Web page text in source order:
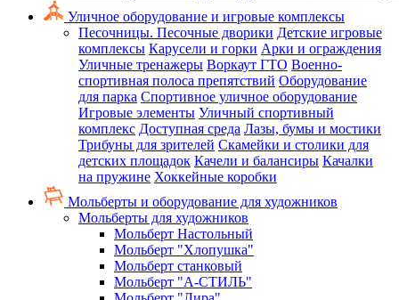
Уличное оборудование и игровые комплексы
Песочницы. Песочные дворики Детские игровые
комплексы Карусели и горки Арки и ограждения
Уличные тренажеры Воркаут ГТО Военно-
спортивная полоса препятствий Оборудование
для парка Спортивное уличное оборудование
Игровые элементы Уличный спортивный
комплекс Доступная среда Лазы, бумы и мостики
Трибуны для зрителей Скамейки и столики для
детских площадок Качели и балансиры Качалки
на пружине Хоккейные коробки
Мольберты и оборудование для художников
Мольберты для художников
Мольберт Настольный
Мольберт "Хлопушка"
Мольберт станковый
Мольберт "А-СТИЛЬ"